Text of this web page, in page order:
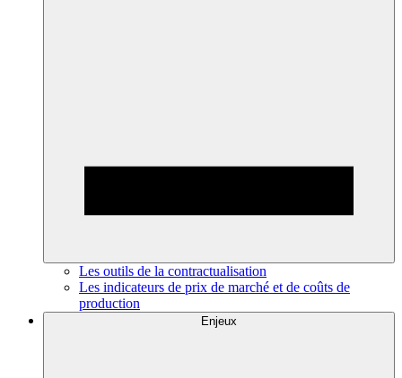
Les outils de la contractualisation
Les indicateurs de prix de marché et de coûts de
production
Enjeux